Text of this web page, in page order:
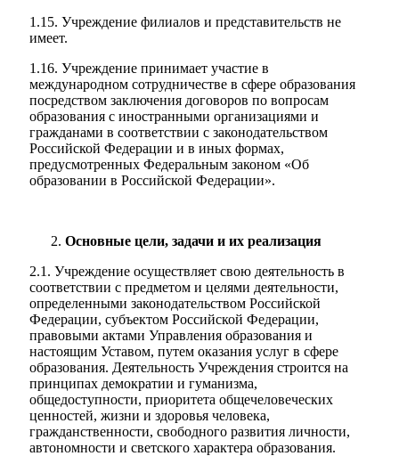
1.15. Учреждение филиалов и представительств не
имеет.
1.16. Учреждение принимает участие в
международном сотрудничестве в сфере образования
посредством заключения договоров по вопросам
образования с иностранными организациями и
гражданами в соответствии с законодательством
Российской Федерации и в иных формах,
предусмотренных Федеральным законом «Об
образовании в Российской Федерации».
Основные цели, задачи и их реализация
2.1. Учреждение осуществляет свою деятельность в
соответствии с предметом и целями деятельности,
определенными законодательством Российской
Федерации, субъектом Российской Федерации,
правовыми актами Управления образования и
настоящим Уставом, путем оказания услуг в сфере
образования. Деятельность Учреждения строится на
принципах демократии и гуманизма,
общедоступности, приоритета общечеловеческих
ценностей, жизни и здоровья человека,
гражданственности, свободного развития личности,
автономности и светского характера образования.